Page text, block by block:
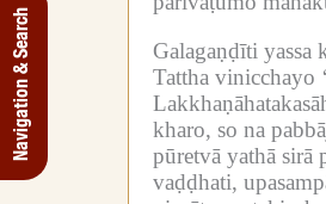
Navigation & Search
Galagaṇḍīti yassa
Tattha vinicchayo
kharo, so na
pūretvā yathā sirā
vaḍḍhati,